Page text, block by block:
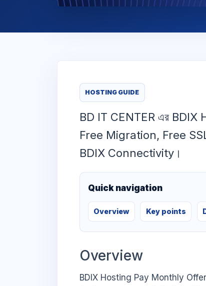
HOSTING GUIDE
BD IT CENTER এর
Free Migration, Free
BDIX Connectivity।
Quick navigation
Overview Key points
Overview
BDIX Hosting Pay Monthly